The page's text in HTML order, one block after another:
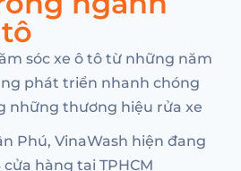
sóc xe ô tô từ những năm
phát triển nhanh chóng
những thương hiệu rửa xe
Phú, VinaWash hiện đang
hàng tại TPHCM